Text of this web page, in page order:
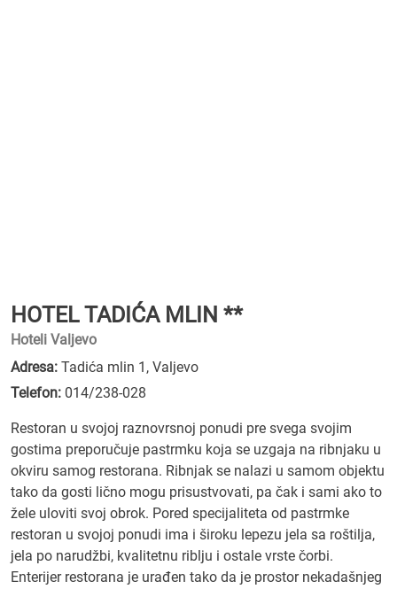
HOTEL TADIĆA MLIN **
Hoteli Valjevo
Adresa: Tadića mlin 1, Valjevo
Telefon: 014/238-028
Restoran u svojoj raznovrsnoj ponudi pre svega svojim
gostima preporučuje pastrmku koja se uzgaja na ribnjaku u
okviru samog restorana. Ribnjak se nalazi u samom objektu
tako da gosti lično mogu prisustvovati, pa čak i sami ako to
žele uloviti svoj obrok. Pored specijaliteta od pastrmke
restoran u svojoj ponudi ima i široku lepezu jela sa roštilja,
jela po narudžbi, kvalitetnu riblju i ostale vrste čorbi.
Enterijer restorana je urađen tako da je prostor nekadašnjeg